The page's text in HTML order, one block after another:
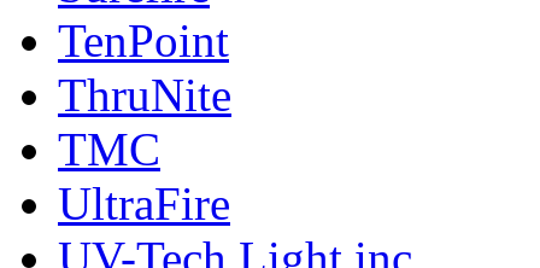
TenPoint
ThruNite
TMC
UltraFire
UV-Tech Light inc